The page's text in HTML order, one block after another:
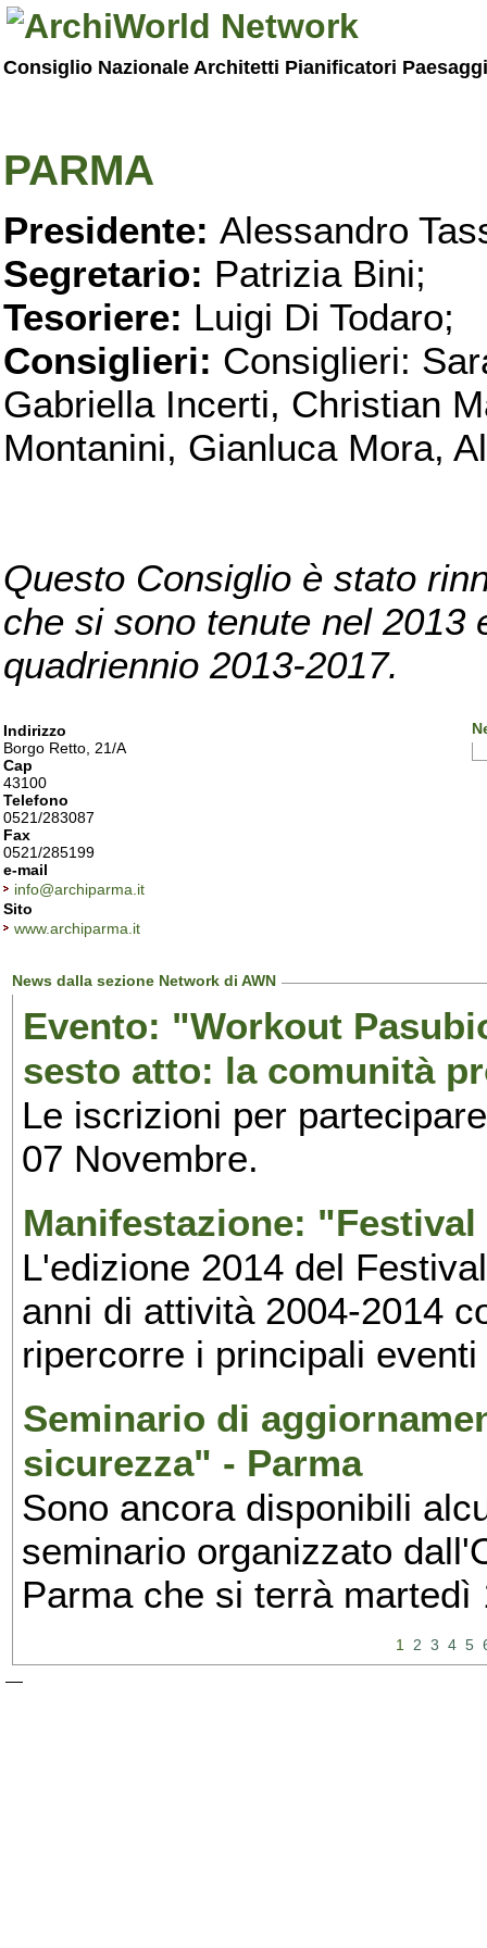
Consiglio Nazionale Architetti Pianificatori
PARMA
Presidente: Alessandro
Segretario: Patrizia Bini;
Tesoriere: Luigi Di Todaro;
Consiglieri: Consiglieri:
Gabriella Incerti, Christian
Montanini, Gianluca Mora,
Questo Consiglio è stato
che si sono tenute nel 2013
quadriennio 2013-2017.
Indirizzo
Borgo Retto, 21/A
Cap
43100
Telefono
0521/283087
Fax
0521/285199
e-mail
info@archiparma.it
Sito
www.archiparma.it
News dalla sezione Network di AWN
Evento: "Workout
sesto atto: la comunità
Le iscrizioni per
07 Novembre.
Manifestazione:
L'edizione 2014 del
anni di attività 2004-2014
ripercorre i principali
Seminario di
sicurezza" - Parma
Sono ancora disponibili
seminario organizzato
Parma che si terrà martedì
1 2 3 4 5